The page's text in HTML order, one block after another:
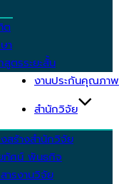
ต
า
ตรระยะสั้น
งานประกันคุณภาพ
สำนักวิจัย
สร้างสำนักวิจัย
ทัศน์ พันธกิจ
ารงานวิจัย